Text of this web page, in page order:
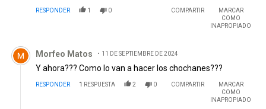
RESPONDER 1 0 COMPARTIR
MARCAR
COMO
INAPROPIADO
Comentario de Morfeo Matos.
Morfeo Matos 11 DE SEPTIEMBRE DE 2024
Y ahora??? Como lo van a hacer los chochanes???
RESPONDER 1 RESPUESTA 2 0 COMPARTIR
MARCAR
COMO
INAPROPIADO